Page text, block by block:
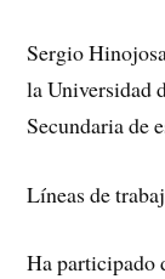
Sergio
la Universidad
Secundaria de
Líneas de
Ha participado